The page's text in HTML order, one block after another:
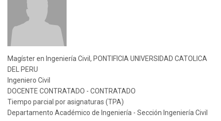
Magíster en Ingeniería Civil, PONTIFICIA UNIVERSIDAD CATOLICA
DEL PERU
Ingeniero Civil
DOCENTE CONTRATADO - CONTRATADO
Tiempo parcial por asignaturas (TPA)
Departamento Académico de Ingeniería - Sección Ingeniería Civil